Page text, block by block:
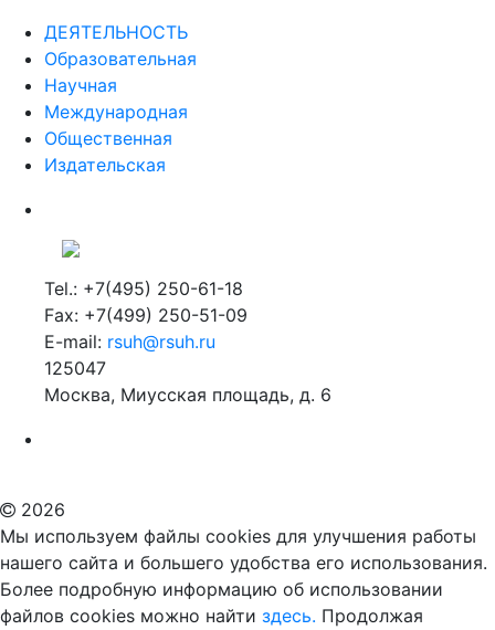
ДЕЯТЕЛЬНОСТЬ
Образовательная
Научная
Международная
Общественная
Издательская
Tel.: +7(495) 250-61-18
Fax: +7(499) 250-51-09
E-mail: rsuh@rsuh.ru
125047
Москва, Миусская площадь, д. 6
2026
Мы используем файлы cookies для улучшения работы
нашего сайта и большего удобства его использования.
Более подробную информацию об использовании
файлов cookies можно найти здесь. Продолжая